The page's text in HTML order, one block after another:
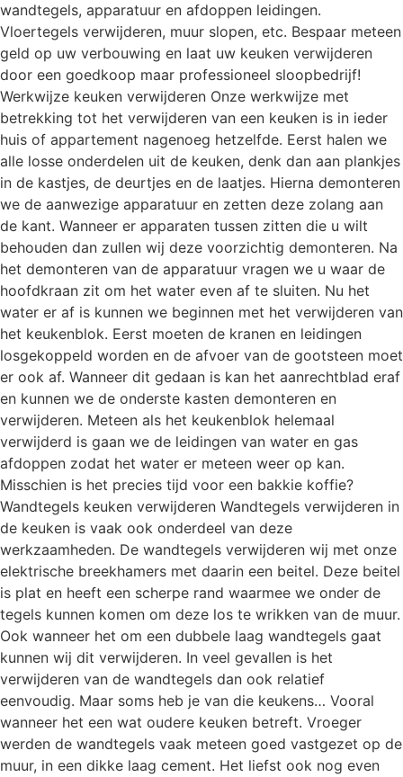
wandtegels, apparatuur en afdoppen leidingen.
Vloertegels verwijderen, muur slopen, etc. Bespaar meteen
geld op uw verbouwing en laat uw keuken verwijderen
door een goedkoop maar professioneel sloopbedrijf!
Werkwijze keuken verwijderen Onze werkwijze met
betrekking tot het verwijderen van een keuken is in ieder
huis of appartement nagenoeg hetzelfde. Eerst halen we
alle losse onderdelen uit de keuken, denk dan aan plankjes
in de kastjes, de deurtjes en de laatjes. Hierna demonteren
we de aanwezige apparatuur en zetten deze zolang aan
de kant. Wanneer er apparaten tussen zitten die u wilt
behouden dan zullen wij deze voorzichtig demonteren. Na
het demonteren van de apparatuur vragen we u waar de
hoofdkraan zit om het water even af te sluiten. Nu het
water er af is kunnen we beginnen met het verwijderen van
het keukenblok. Eerst moeten de kranen en leidingen
losgekoppeld worden en de afvoer van de gootsteen moet
er ook af. Wanneer dit gedaan is kan het aanrechtblad eraf
en kunnen we de onderste kasten demonteren en
verwijderen. Meteen als het keukenblok helemaal
verwijderd is gaan we de leidingen van water en gas
afdoppen zodat het water er meteen weer op kan.
Misschien is het precies tijd voor een bakkie koffie?
Wandtegels keuken verwijderen Wandtegels verwijderen in
de keuken is vaak ook onderdeel van deze
werkzaamheden. De wandtegels verwijderen wij met onze
elektrische breekhamers met daarin een beitel. Deze beitel
is plat en heeft een scherpe rand waarmee we onder de
tegels kunnen komen om deze los te wrikken van de muur.
Ook wanneer het om een dubbele laag wandtegels gaat
kunnen wij dit verwijderen. In veel gevallen is het
verwijderen van de wandtegels dan ook relatief
eenvoudig. Maar soms heb je van die keukens… Vooral
wanneer het een wat oudere keuken betreft. Vroeger
werden de wandtegels vaak meteen goed vastgezet op de
muur, in een dikke laag cement. Het liefst ook nog even